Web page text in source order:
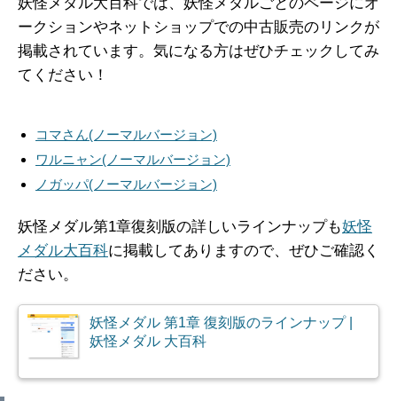
ークションやネットショップでの中古販売のリンクが
掲載されています。気になる方はぜひチェックしてみ
てください！
コマさん(ノーマルバージョン)
ワルニャン(ノーマルバージョン)
ノガッパ(ノーマルバージョン)
妖怪メダル第1章復刻版の詳しいラインナップも妖怪
メダル大百科に掲載してありますので、ぜひご確認く
ださい。
妖怪メダル 第1章 復刻版のラインナップ |
妖怪メダル 大百科